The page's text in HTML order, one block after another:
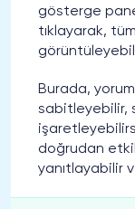
gösterge
tıklayarak,
Burada,
sabitleyebilir,
doğrudan
yanıtlayabilir